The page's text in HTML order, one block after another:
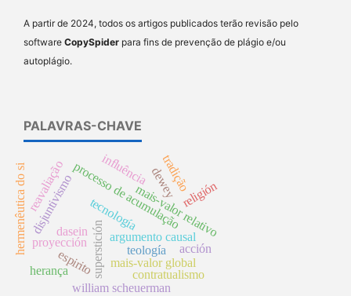
A partir de 2024, todos os artigos publicados terão revisão pelo
software CopySpider para fins de prevenção de plágio e/ou
autoplágio.
PALAVRAS-CHAVE
argumento causal
superstición
proyección
processo de acumulação
mais-valor global
mais-valor relativo
disjuntivismo religión
tecnología
dewey
teología
espirito
influência
william scheuerman
dasein
herança
reavaliação tradição
hermenêutica do si
contratualismo
acción